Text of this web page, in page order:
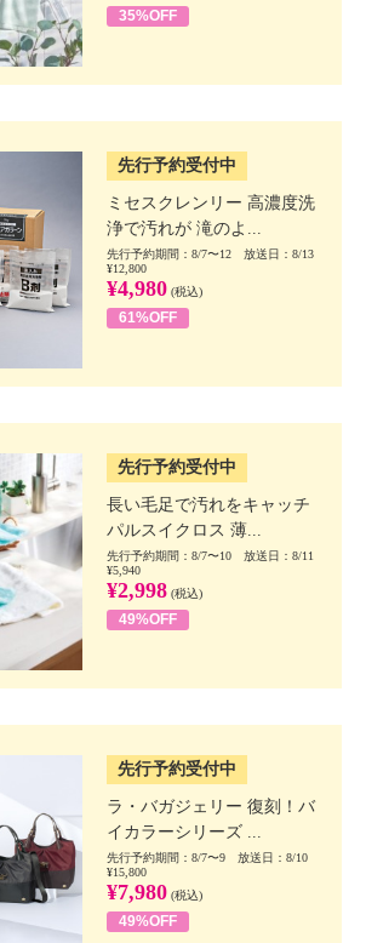
35%OFF
先行予約受付中
ミセスクレンリー 高濃度洗
浄で汚れが 滝のよ...
先行予約期間：8/7〜12 放送日：8/13
¥12,800
¥4,980 (税込)
61%OFF
先行予約受付中
長い毛足で汚れをキャッチ
パルスイクロス 薄...
先行予約期間：8/7〜10 放送日：8/11
¥5,940
¥2,998 (税込)
49%OFF
先行予約受付中
ラ・バガジェリー 復刻！バ
イカラーシリーズ ...
先行予約期間：8/7〜9 放送日：8/10
¥15,800
¥7,980 (税込)
49%OFF